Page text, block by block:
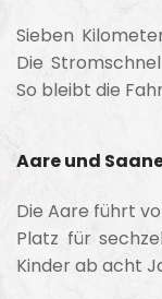
Sieben
Die
So bleibt die
Aare und
Die Aare führt
Platz für
Kinder ab acht